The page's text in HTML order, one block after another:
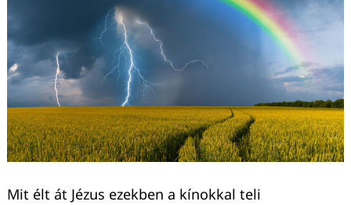
Mit élt át Jézus ezekben a kínokkal teli